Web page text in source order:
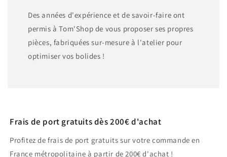
Des années d'expérience et de savoir-faire ont
permis à Tom'Shop de vous proposer ses propres
pièces, fabriquées sur-mesure à l'atelier pour
optimiser vos bolides !
Frais de port gratuits dès 200€ d'achat
Profitez de frais de port gratuits sur votre commande en
France métropolitaine à partir de 200€ d'achat !